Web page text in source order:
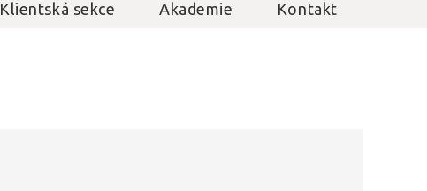
Klientská sekce Akademie Kontakt